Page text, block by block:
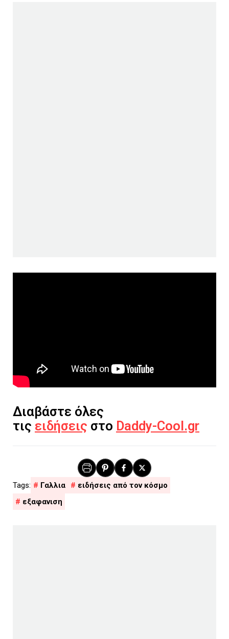
Διαβάστε όλες
τις ειδήσεις στο Daddy-Cool.gr
Γαλλια
ειδήσεις από τον κόσμο
εξαφανιση